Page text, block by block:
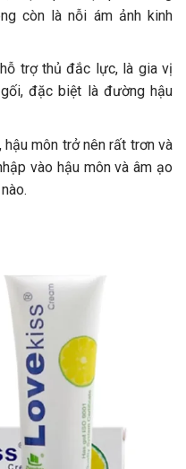
còn là nỗi ám ảnh kinh
trợ thủ đắc lực, là gia vị
đặc biệt là đường hậu
môn trở nên rất trơn và
vào hậu môn và âm ạo